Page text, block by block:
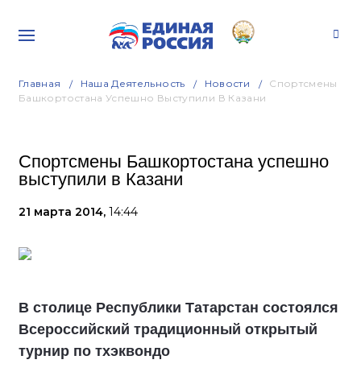
Главная Наша Деятельность Новости
Спортсмены
Башкортостана Успешно Выступили В Казани
Спортсмены Башкортостана успешно
выступили в Казани
21 марта 2014, 14:44
В столице Республики Татарстан состоялся
Всероссийский традиционный открытый
турнир по тхэквондо